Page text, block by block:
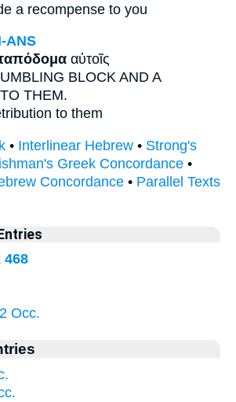
a recompense to you
ANS
αὐτοῖς
BLOCK AND A
TO THEM.
to them
• Interlinear Hebrew • Strong's
Greek Concordance •
Concordance • Parallel Texts
468
Occ.